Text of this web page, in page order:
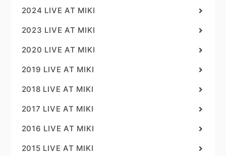
2024 LIVE AT MIKI
2023 LIVE AT MIKI
2020 LIVE AT MIKI
2019 LIVE AT MIKI
2018 LIVE AT MIKI
2017 LIVE AT MIKI
2016 LIVE AT MIKI
2015 LIVE AT MIKI